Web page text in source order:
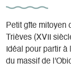
Petit gîte mitoyen
Trièves (XVII
Idéal pour partir
du massif de